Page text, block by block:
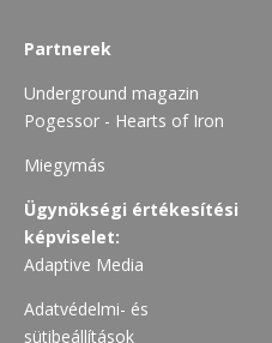
Partnerek
Underground magazin
Pogessor - Hearts of Iron
Miegymás
Ügynökségi értékesítési
képviselet:
Adaptive Media
Adatvédelmi- és
sütibeállítások